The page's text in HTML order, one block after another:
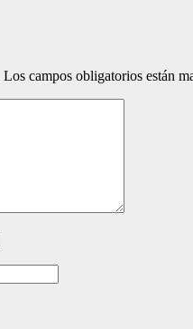
Los campos obligatorios están